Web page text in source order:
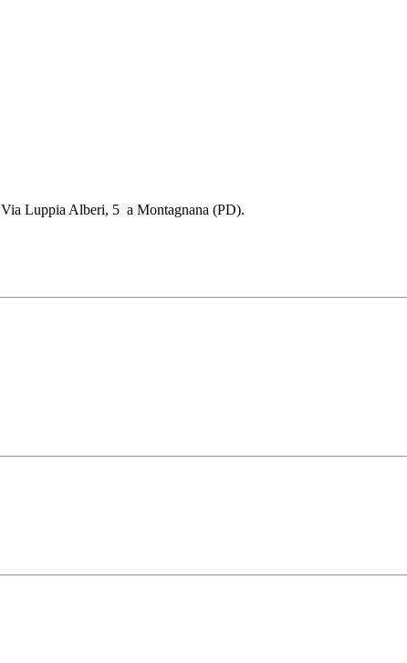
Via Luppia Alberi, 5 a Montagnana (PD).